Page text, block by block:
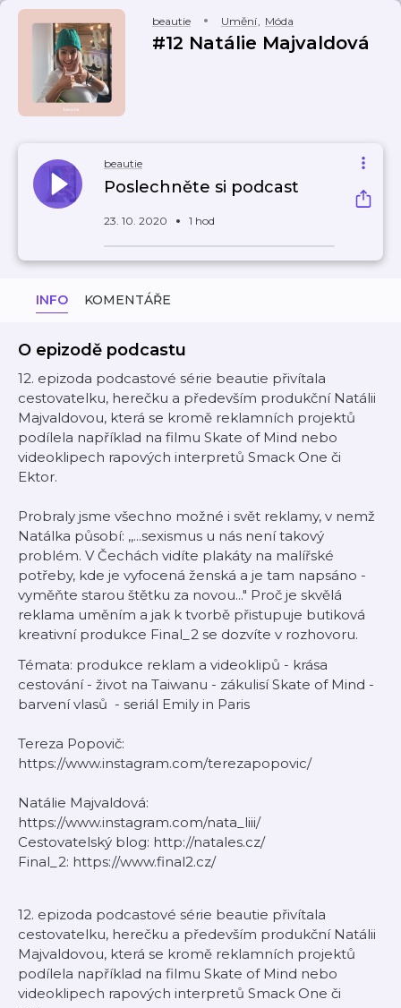
beautie Umění, Móda
#12 Natálie Majvaldová
beautie
Poslechněte si podcast
23. 10. 2020 1 hod
INFO KOMENTÁŘE
O epizodě podcastu
12. epizoda podcastové série beautie přivítala
cestovatelku, herečku a především produkční Natálii
Majvaldovou, která se kromě reklamních projektů
podílela například na filmu Skate of Mind nebo
videoklipech rapových interpretů Smack One či
Ektor.
Probraly jsme všechno možné i svět reklamy, v nemž
Natálka působí: ,,...sexismus u nás není takový
problém. V Čechách vidíte plakáty na malířské
potřeby, kde je vyfocená ženská a je tam napsáno -
vyměňte starou štětku za novou..." Proč je skvělá
reklama uměním a jak k tvorbě přistupuje butiková
kreativní produkce Final_2 se dozvíte v rozhovoru.
Témata: produkce reklam a videoklipů - krása
cestování - život na Taiwanu - zákulisí Skate of Mind -
barvení vlasů - seriál Emily in Paris
Tereza Popovič:
https://www.instagram.com/terezapopovic/
Natálie Majvaldová:
https://www.instagram.com/nata_liii/
Cestovatelský blog: http://natales.cz/
Final_2: https://www.final2.cz/
12. epizoda podcastové série beautie přivítala
cestovatelku, herečku a především produkční Natálii
Majvaldovou, která se kromě reklamních projektů
podílela například na filmu Skate of Mind nebo
videoklipech rapových interpretů Smack One či